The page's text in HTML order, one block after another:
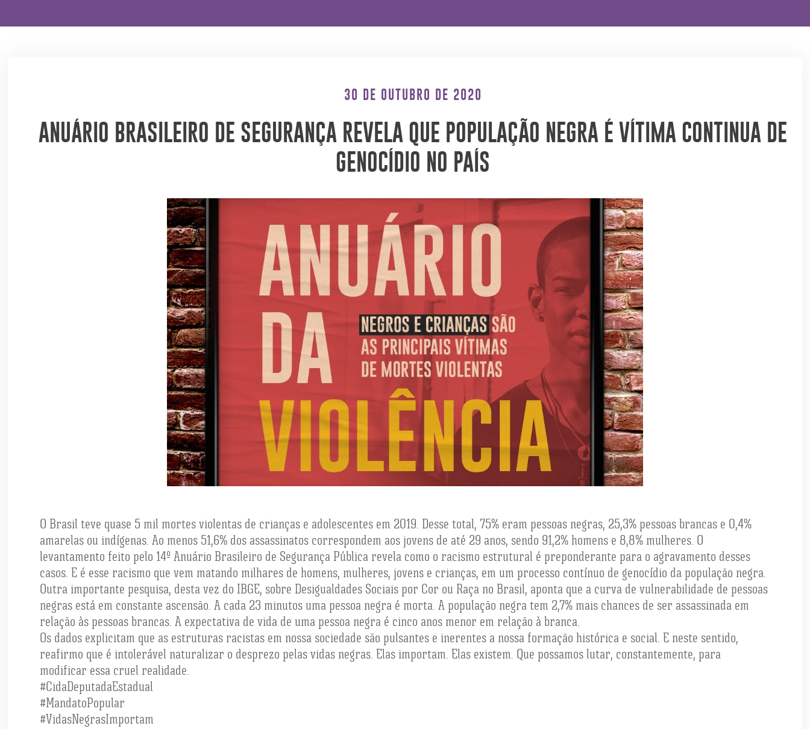
30 DE OUTUBRO DE 2020
ANUÁRIO BRASILEIRO DE SEGURANÇA REVELA QUE POPULAÇÃO NEGRA É VÍTIMA CONTINUA DE
GENOCÍDIO NO PAÍS
O Brasil teve quase 5 mil mortes violentas de crianças e adolescentes em 2019. Desse total, 75% eram pessoas negras, 25,3% pessoas brancas e 0,4%
amarelas ou indígenas. Ao menos 51,6% dos assassinatos correspondem aos jovens de até 29 anos, sendo 91,2% homens e 8,8% mulheres. O
levantamento feito pelo 14º Anuário Brasileiro de Segurança Pública revela como o racismo estrutural é preponderante para o agravamento desses
casos. E é esse racismo que vem matando milhares de homens, mulheres, jovens e crianças, em um processo contínuo de genocídio da população negra.
Outra importante pesquisa, desta vez do IBGE, sobre Desigualdades Sociais por Cor ou Raça no Brasil, aponta que a curva de vulnerabilidade de pessoas
negras está em constante ascensão. A cada 23 minutos uma pessoa negra é morta. A população negra tem 2,7% mais chances de ser assassinada em
relação às pessoas brancas. A expectativa de vida de uma pessoa negra é cinco anos menor em relação à branca.
Os dados explicitam que as estruturas racistas em nossa sociedade são pulsantes e inerentes a nossa formação histórica e social. E neste sentido,
reafirmo que é intolerável naturalizar o desprezo pelas vidas negras. Elas importam. Elas existem. Que possamos lutar, constantemente, para
modificar essa cruel realidade.
#CidaDeputadaEstadual
#MandatoPopular
#VidasNegrasImportam